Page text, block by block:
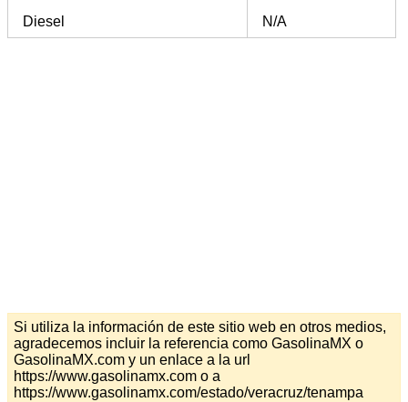
Diesel
N/A
Si utiliza la información de este sitio web en otros medios,
agradecemos incluir la referencia como GasolinaMX o
GasolinaMX.com y un enlace a la url
https://www.gasolinamx.com o a
https://www.gasolinamx.com/estado/veracruz/tenampa